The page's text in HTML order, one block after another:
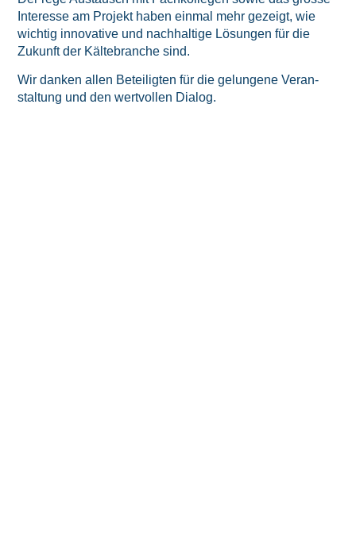
Inter­es­se am Pro­jekt haben ein­mal mehr gezeigt, wie
wich­tig inno­va­ti­ve und nach­hal­ti­ge Lösun­gen für die
Zukunft der Käl­te­bran­che sind.
Wir dan­ken allen Betei­lig­ten für die gelun­ge­ne Ver­an­
stal­tung und den wert­vol­len Dialog.